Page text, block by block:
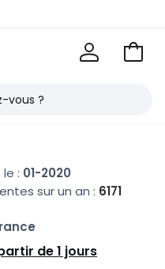
Voir
: 01-2020
sur un an : 6171
de 1 jours